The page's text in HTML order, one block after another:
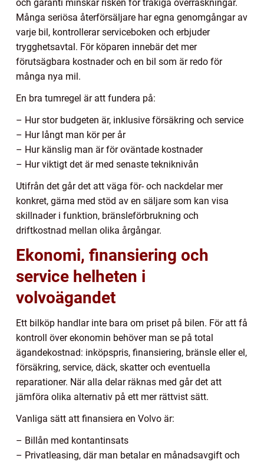
och garanti minskar risken för tråkiga överraskningar.
Många seriösa återförsäljare har egna genomgångar av
varje bil, kontrollerar serviceboken och erbjuder
trygghetsavtal. För köparen innebär det mer
förutsägbara kostnader och en bil som är redo för
många nya mil.
En bra tumregel är att fundera på:
– Hur stor budgeten är, inklusive försäkring och service
– Hur långt man kör per år
– Hur känslig man är för oväntade kostnader
– Hur viktigt det är med senaste tekniknivån
Utifrån det går det att väga för- och nackdelar mer
konkret, gärna med stöd av en säljare som kan visa
skillnader i funktion, bränsleförbrukning och
driftkostnad mellan olika årgångar.
Ekonomi, finansiering och
service helheten i
volvoägandet
Ett bilköp handlar inte bara om priset på bilen. För att få
kontroll över ekonomin behöver man se på total
ägandekostnad: inköpspris, finansiering, bränsle eller el,
försäkring, service, däck, skatter och eventuella
reparationer. När alla delar räknas med går det att
jämföra olika alternativ på ett mer rättvist sätt.
Vanliga sätt att finansiera en Volvo är:
– Billån med kontantinsats
– Privatleasing, där man betalar en månadsavgift och